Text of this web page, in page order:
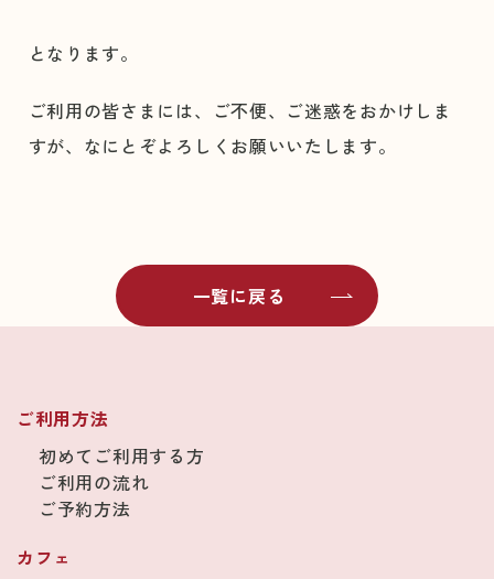
となります。
ご利用の皆さまには、ご不便、ご迷惑をおかけしま
すが、なにとぞよろしくお願いいたします。
一覧に戻る
ご利用方法
初めてご利用する方
ご利用の流れ
ご予約方法
カフェ